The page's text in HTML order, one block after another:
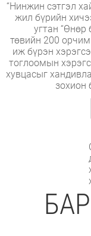
“Нинжин сэтгэл
жил бүрийн
угтан “Өнөр
төвийн 200
иж бүрэн
тоглоомын
хувцасыг
зохион